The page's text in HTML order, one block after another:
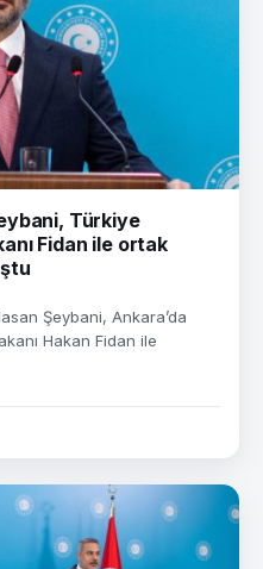
Türkiye
Fidan ile ortak
Şeybani, Ankara’da
Hakan Fidan ile